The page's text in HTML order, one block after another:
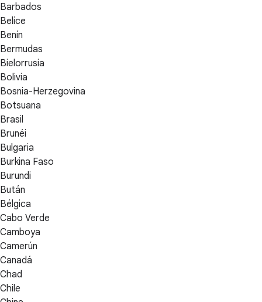
Barbados
Belice
Benín
Bermudas
Bielorrusia
Bolivia
Bosnia-Herzegovina
Botsuana
Brasil
Brunéi
Bulgaria
Burkina Faso
Burundi
Bután
Bélgica
Cabo Verde
Camboya
Camerún
Canadá
Chad
Chile